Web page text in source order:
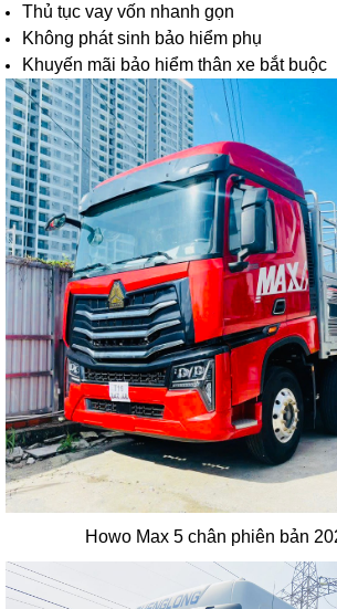
Thủ tục vay vốn nhanh gọn
Không phát sinh bảo hiểm phụ
Khuyến mãi bảo hiểm thân xe bắt buộc
Howo Max 5 chân phiên bản